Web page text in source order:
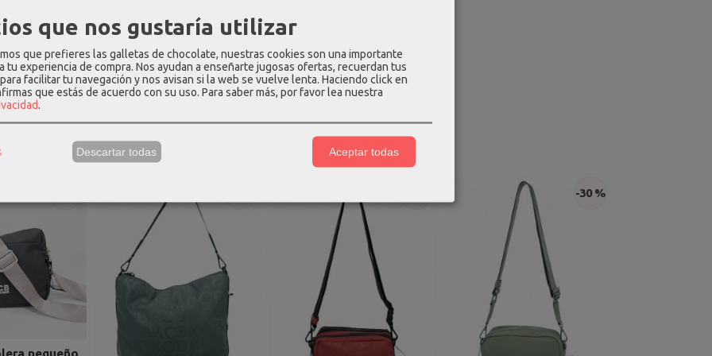
Relacionados
pequeño
-30 %
que nos gustaría utilizar
que prefieres las galletas de chocolate, nuestras cookies son una importante
tu experiencia de compra. Nos ayudan a enseñarte jugosas ofertas, recuerdan tus
facilitar tu navegación y nos avisan si la web se vuelve lenta. Haciendo click en
que estás de acuerdo con su uso. Para saber más, por favor lea nuestra
.
Descartar todas Aceptar todas